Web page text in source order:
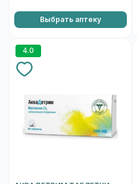
Выбрать аптеку
4.0